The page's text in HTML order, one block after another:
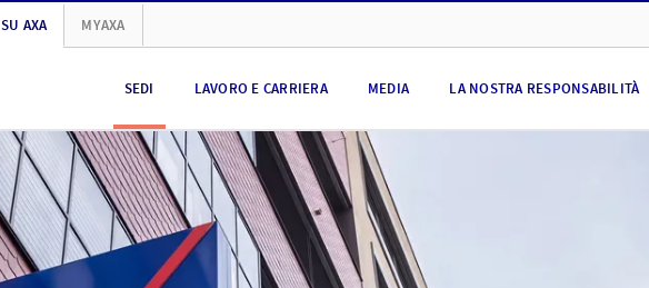
SU AXA MYAXA
SEDI LAVORO E CARRIERA MEDIA LA NOSTRA RESPONSABILITÀ